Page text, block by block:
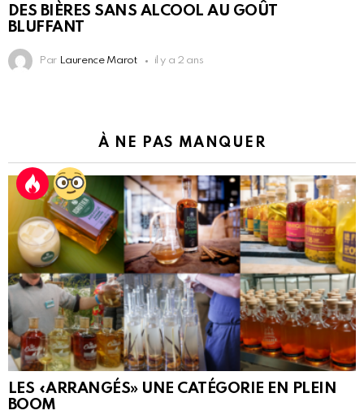
DES BIÈRES SANS ALCOOL AU GOÛT
BLUFFANT
Par Laurence Marot il y a 2 ans
À NE PAS MANQUER
LES «ARRANGÉS» UNE CATÉGORIE EN PLEIN
BOOM